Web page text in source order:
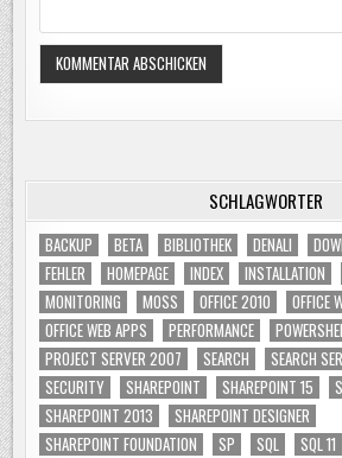
SCHLAGWÖRTER
BACKUP BETA BIBLIOTHEK DENALI
FEHLER
HOMEPAGE INDEX INSTALLATION
MONITORING
MOSS OFFICE 2010
OFFICE
OFFICE WEB APPS
PERFORMANCE
PROJECT SERVER 2007
SEARCH
SEARCH
SECURITY
SHAREPOINT SHAREPOINT 15
SHAREPOINT 2013
SHAREPOINT DESIGNER
SHAREPOINT FOUNDATION
SP SQL SQL 11